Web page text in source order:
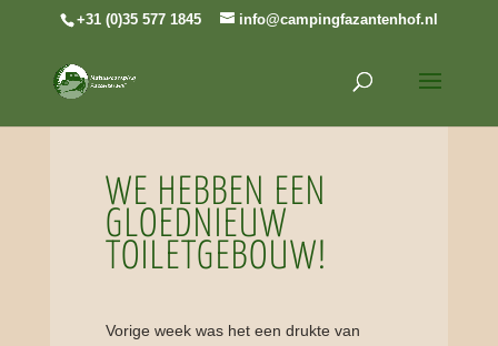
+31 (0)35 577 1845 info@campingfazantenhof.nl
WE HEBBEN EEN
GLOEDNIEUW
TOILETGEBOUW!
Vorige week was het een drukte van